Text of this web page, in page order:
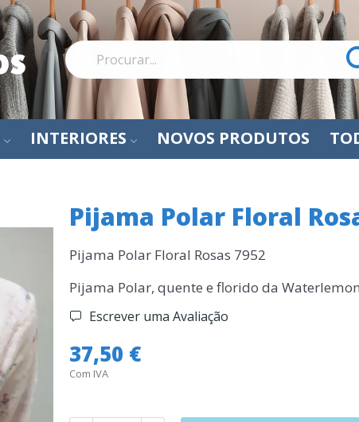
INTERIORES NOVOS PRODUTOS
Pijama Polar Floral
Pijama Polar Floral Rosas 7952
Pijama Polar, quente e florido da
Escrever uma Avaliação
37,50 €
Com IVA